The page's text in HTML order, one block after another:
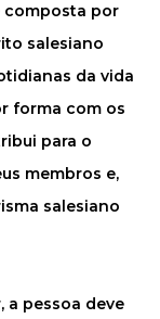
composta por
salesiano
da vida
forma com os
para o
membros e,
salesiano
a pessoa deve